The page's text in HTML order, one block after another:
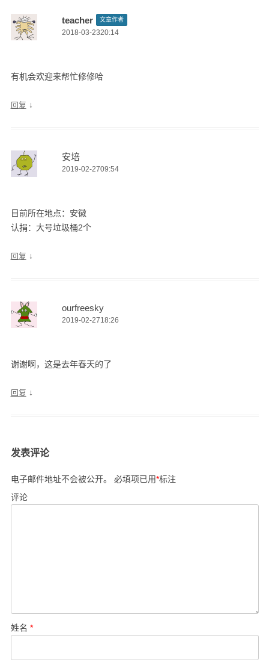
teacher 文章作者
2018-03-2320:14
有机会欢迎来帮忙修修哈
回复 ↓
安培
2019-02-2709:54
目前所在地点：安徽
认捐：大号垃圾桶2个
回复 ↓
ourfreesky
2019-02-2718:26
谢谢啊，这是去年春天的了
回复 ↓
发表评论
电子邮件地址不会被公开。 必填项已用*标注
评论
姓名 *